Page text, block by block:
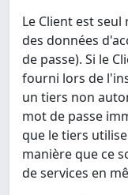
Le Client est
des données
de passe). Si le
fourni lors de
un tiers non
mot de passe
que le tiers
manière que ce
de services en